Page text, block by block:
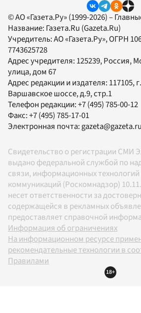
© АО «Газета.Ру» (1999-2026) –
Название: Газета.Ru (Gazeta.Ru)
Учредитель:АО «Газета.Ру», ОГРН
7743625728
Адрес учредителя: 125239, Россия,
улица, дом 67
Адрес редакции и издателя: 117105, г.
Варшавское шоссе, д.9, стр.1
Телефон редакции:+7 (495) 785-00-12
Факс:+7 (495) 785-17-01
Электронная почта:gazeta@gazeta.ru
Свидетельство о регистрации СМИ
выдано федеральной службой по
связи, информационных
коммуникаций (Роскомнадзор)
несет ответственности за
содержащейся в рекламных
предоставляет справочной
Информация об ограничениях
На информационном ресурсе
рекомендательные технологии в
Правилами
18+